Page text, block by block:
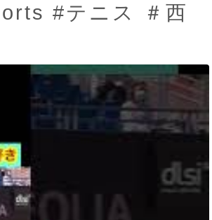
#テニス ＃西